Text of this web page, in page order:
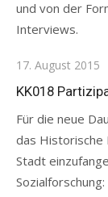
und von der
Interviews.
Posted
on
17. August 2015
KK018
Für die neue
das Historische
Stadt